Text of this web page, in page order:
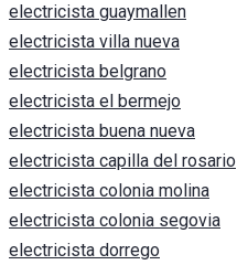
electricista guaymallen
electricista villa nueva
electricista belgrano
electricista el bermejo
electricista buena nueva
electricista capilla del rosario
electricista colonia molina
electricista colonia segovia
electricista dorrego